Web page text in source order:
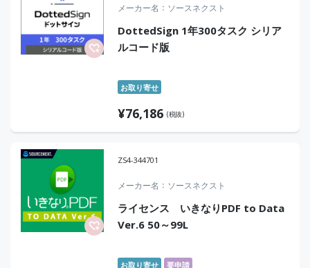
メーカー名 ソースネクスト
DottedSign 1年300タスク シリア
ルコード版
お取り寄せ
¥76,186 (税抜)
ZS4-344701
メーカー名 ソースネクスト
ライセンス いきなりPDF to Data
Ver.6 50～99L
お取り寄せ 要申請